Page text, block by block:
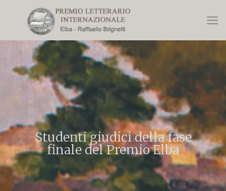
Studenti giudici della fase
finale del Premio Elba